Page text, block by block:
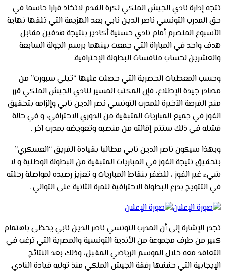
تتجه إدارة نادي الجيش الملكي لكرة القدم لاتخاذ قرارا حاسما في
حق المدرب التونسي ناصر الدين نابي بعد الهزيمة التي تلقها نهاية
الأسبوع المنصرم أمام نادي حسنية أكادير بنتيجة هدفين مقابل
هدف واحد في المباراة التي جمعت بينهما برسم الجولة السابعة
والعشرين لحساب منافسات البطولة الإحترافية.
وحسب المعطيات الحصرية التي حصلت عليها “تيلي سبورت” من
مصادر جيدة الإطلاع، فإن المكتب المسير لنادي الجيش الملكي قرر
منح الفرصة الآخيرة للمدرب التونسي نصر الدين نابي وإلزامه بتحقيق
الفوز في جميع المباريات المتبقية من الدوري الاحترافي، و في حالة
فشله في ذلك ستتم إقالته من منصبه وتعويضه بمدرب آخر .
وبهذا سيكون ناصر الدين نابي مطالبا بقيادة الفريق “العسكري”
بتحقيق نتيجة الفوز في المباريات المتبقية من البطولة الوطنية و لا
شيء غير الفوز ، للضفر بنقاط المباريات و تعزيز رصيده لمواصلة رحلته
في التتويج بدرع البطولة الاحترافية للمرة الثانية على التوالي .
تجدر الإشارة إلى أن المدرب التونسي ناصر الدين نابي يحظى باهتمام
كبير من طرف مجموعة من الأندية التونسية والمصرية التي ترغب في
التعاقد معه خلال الموسم الرياضي المقبل، وذلك بعد النتائج
الإيجابية التي حققها رفقة الجيش الملكي منذ توليه قيادة النادي.